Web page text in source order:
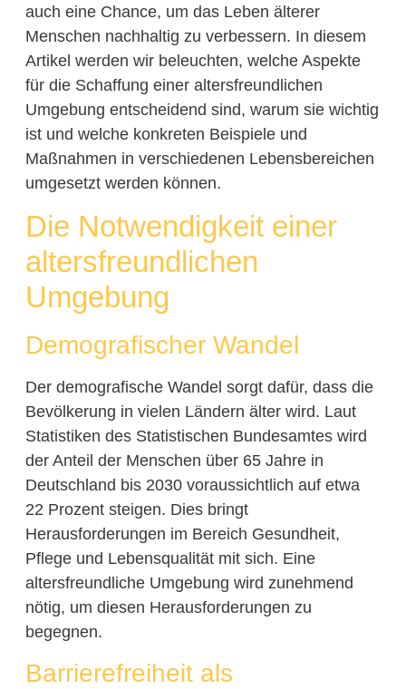
auch eine Chance, um das Leben älterer
Menschen nachhaltig zu verbessern. In diesem
Artikel werden wir beleuchten, welche Aspekte
für die Schaffung einer altersfreundlichen
Umgebung entscheidend sind, warum sie wichtig
ist und welche konkreten Beispiele und
Maßnahmen in verschiedenen Lebensbereichen
umgesetzt werden können.
Die Notwendigkeit einer
altersfreundlichen
Umgebung
Demografischer Wandel
Der demografische Wandel sorgt dafür, dass die
Bevölkerung in vielen Ländern älter wird. Laut
Statistiken des Statistischen Bundesamtes wird
der Anteil der Menschen über 65 Jahre in
Deutschland bis 2030 voraussichtlich auf etwa
22 Prozent steigen. Dies bringt
Herausforderungen im Bereich Gesundheit,
Pflege und Lebensqualität mit sich. Eine
altersfreundliche Umgebung wird zunehmend
nötig, um diesen Herausforderungen zu
begegnen.
Barrierefreiheit als